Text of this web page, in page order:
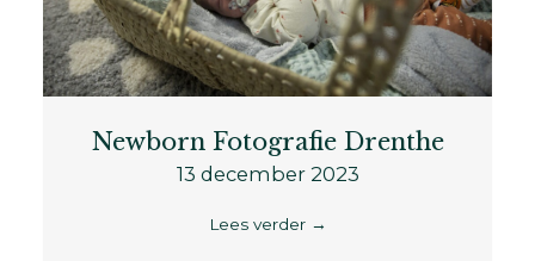
Newborn Fotografie Drenthe
13 december 2023
Lees verder →